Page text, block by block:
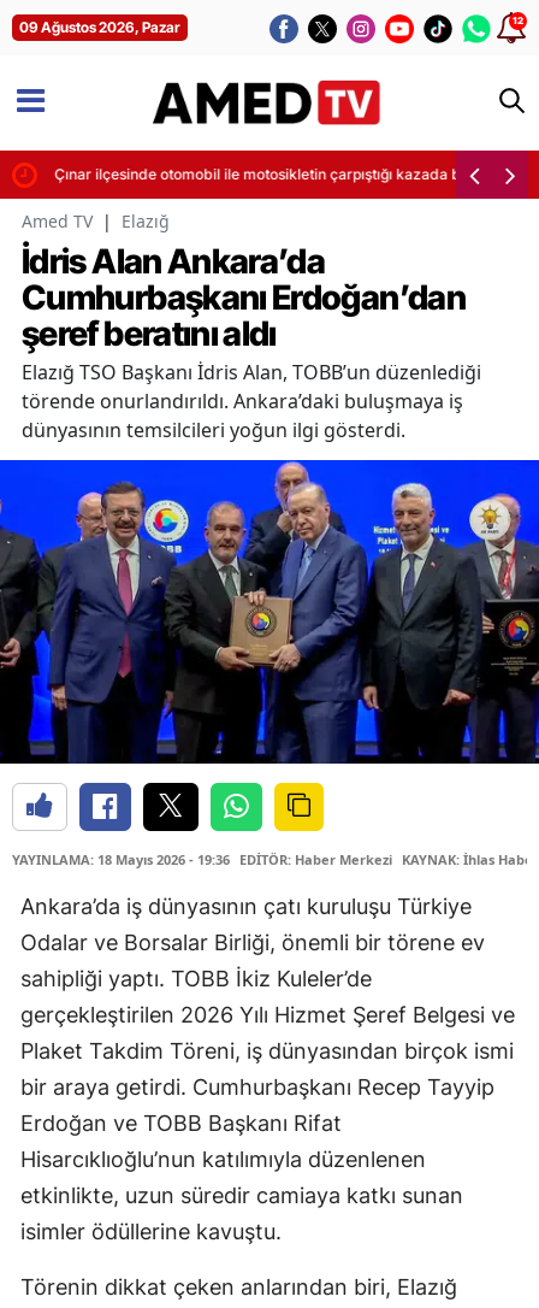
09 Ağustos 2026, Pazar 12
Çınar ilçesinde otomobil ile motosikletin çarpıştığı kazada bir kişi
Amed TV | Elazığ
İdris Alan Ankara’da
Cumhurbaşkanı Erdoğan’dan
şeref beratını aldı
Elazığ TSO Başkanı İdris Alan, TOBB’un düzenlediği
törende onurlandırıldı. Ankara’daki buluşmaya iş
dünyasının temsilcileri yoğun ilgi gösterdi.
YAYINLAMA: 18 Mayıs 2026 - 19:36 EDİTÖR: Haber Merkezi KAYNAK: İhlas
Ankara’da iş dünyasının çatı kuruluşu Türkiye
Odalar ve Borsalar Birliği, önemli bir törene ev
sahipliği yaptı. TOBB İkiz Kuleler’de
gerçekleştirilen 2026 Yılı Hizmet Şeref Belgesi ve
Plaket Takdim Töreni, iş dünyasından birçok ismi
bir araya getirdi. Cumhurbaşkanı Recep Tayyip
Erdoğan ve TOBB Başkanı Rifat
Hisarcıklıoğlu’nun katılımıyla düzenlenen
etkinlikte, uzun süredir camiaya katkı sunan
isimler ödüllerine kavuştu.
Törenin dikkat çeken anlarından biri, Elazığ